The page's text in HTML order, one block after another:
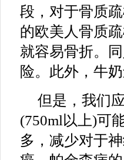
段，对于骨质
的欧美人骨质
就容易骨折。
险。此外，牛
但是，我们
(750ml以上)可
多，减少对于